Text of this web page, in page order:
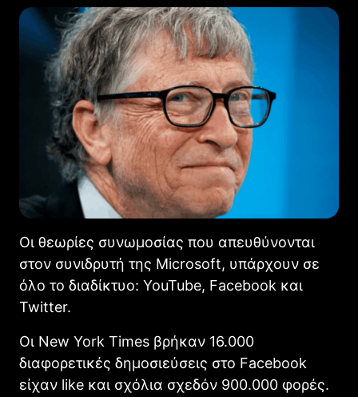
Οι θεωρίες συνωμοσίας που απευθύνονται
στον συνιδρυτή της Microsoft, υπάρχουν σε
όλο το διαδίκτυο: YouTube, Facebook και
Twitter.
Οι New York Times βρήκαν 16.000
διαφορετικές δημοσιεύσεις στο Facebook
είχαν like και σχόλια σχεδόν 900.000 φορές.